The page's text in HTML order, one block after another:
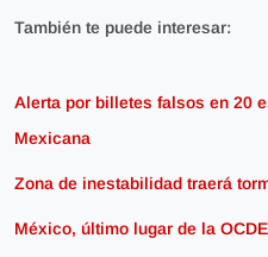
También te puede interesar:
Alerta por billetes falsos en 20
Mexicana
Zona de inestabilidad traerá
México, último lugar de la